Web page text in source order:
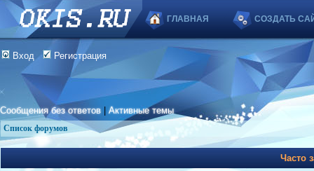
ГЛАВНАЯ СОЗДАТЬ
Вход Регистрация
Сообщения без ответов |Активные темы
Список форумов
Часто